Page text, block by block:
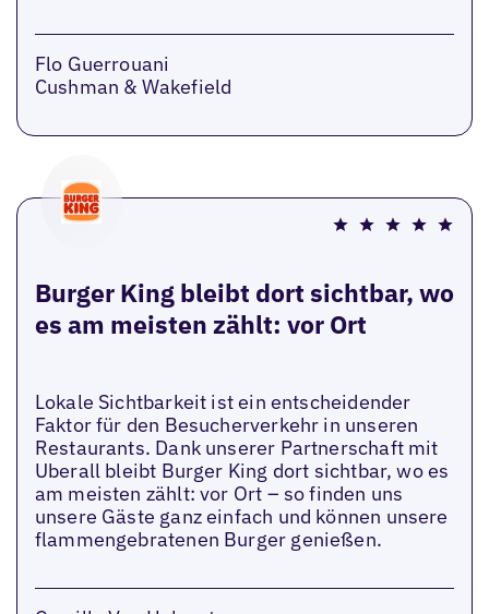
Flo Guerrouani
Cushman & Wakefield
Burger King bleibt dort sichtbar, wo
es am meisten zählt: vor Ort
Lokale Sichtbarkeit ist ein entscheidender
Faktor für den Besucherverkehr in unseren
Restaurants. Dank unserer Partnerschaft mit
Uberall bleibt Burger King dort sichtbar, wo es
am meisten zählt: vor Ort – so finden uns
unsere Gäste ganz einfach und können unsere
flammengebratenen Burger genießen.